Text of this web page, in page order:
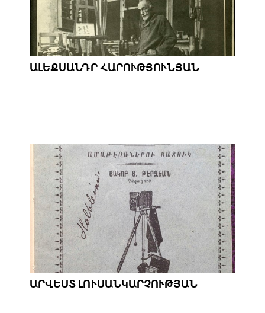
ԱԼԵՔՍԱՆԴՐ ՀԱՐՈՒԹՅՈՒՆՅԱՆ
ԱՐՎԵՍՏ ԼՈՒՍԱՆԿԱՐՉՈՒԹՅԱՆ